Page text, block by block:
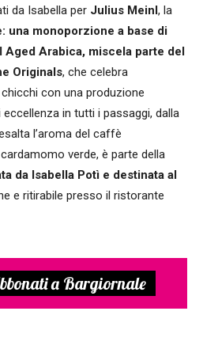
da Isabella per Julius Meinl, la
una monoporzione a base di
Aged Arabica, miscela parte del
Originals, che celebra
chicchi con una produzione
in tutti i passaggi, dalla
l’aroma del caffè
verde, è parte della
da Isabella Potì e destinata al
e ritirabile presso il ristorante
a Bargiornale